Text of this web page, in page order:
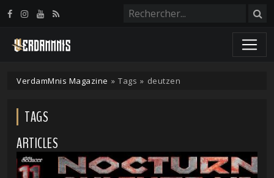
VerdamMnis Magazine » Tags » deutzen
TAGS
ARTICLES
Panneau de gestion des cookies